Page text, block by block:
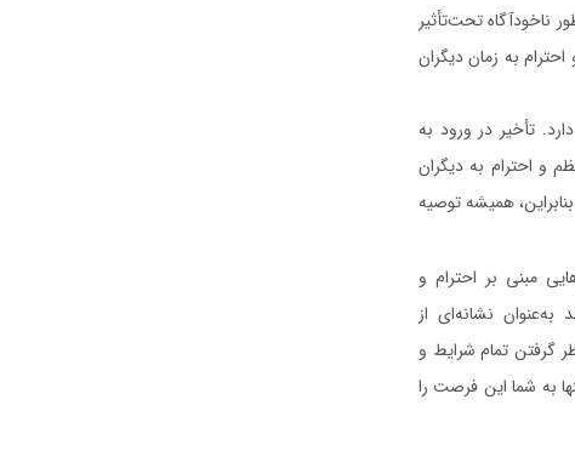
ناخودآگاه تحت‌تأثیر
به زمان دیگران
تأخیر در ورود به
و احترام به دیگران
همیشه توصیه
مبنی بر احترام و
نشانه‌ای از
گرفتن تمام شرایط و
به شما این فرصت را